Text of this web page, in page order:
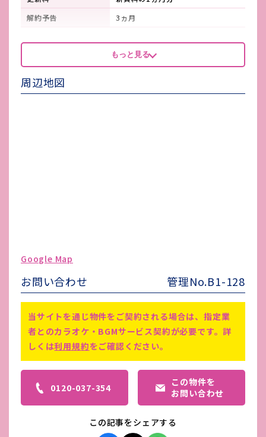
解約予告
3ヵ月
看板製作費
契約者
看板使用料・
維持管理費
契約者
鍵交換費
-
備考
※1:仲介手数料は、賃料の1ヵ月分
もっと見る
周辺地図
Google Map
お問い合わせ 管理No.B1-128
当サイトを通じ物件をご契約される場合は、指定業
者とのカラオケ・BGMサービス契約が必要です。詳
しくは利用規約をご確認ください。
0120-037-354
この物件を
お問い合わせ
この記事をシェアする